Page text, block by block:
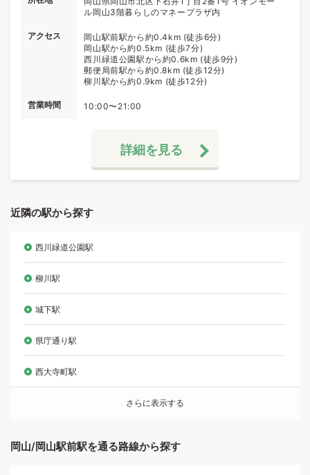
ル岡山3階暮らしのマネープラザ内
アクセス
岡山駅前駅から約0.4km (徒歩6分)
岡山駅から約0.5km (徒歩7分)
西川緑道公園駅から約0.6km (徒歩9分)
郵便局前駅から約0.8km (徒歩12分)
柳川駅から約0.9km (徒歩12分)
営業時間 10:00〜21:00
詳細を見る
近隣の駅から探す
西川緑道公園駅
柳川駅
城下駅
県庁通り駅
西大寺町駅
さらに表示する
岡山/岡山駅前駅を通る路線から探す